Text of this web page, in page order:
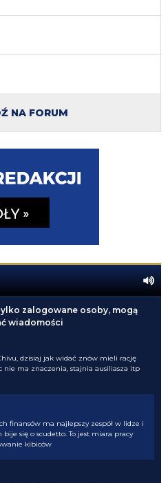
NA FORUM
zalogowane osoby, mogą
wiadomości
dzisiaj jak widać znów mieli rację
nie ma znaczenia, stajnia ausiliasza itp
finansów ma najlepszy zespół w lidze i
się o scudetto. To jest miara pracy
kibiców